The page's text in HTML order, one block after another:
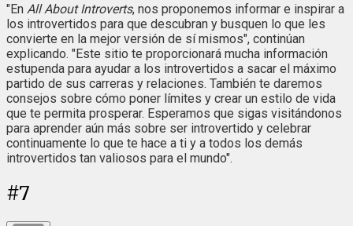
"En All About Introverts, nos proponemos informar e inspirar a
los introvertidos para que descubran y busquen lo que les
convierte en la mejor versión de sí mismos", continúan
explicando. "Este sitio te proporcionará mucha información
estupenda para ayudar a los introvertidos a sacar el máximo
partido de sus carreras y relaciones. También te daremos
consejos sobre cómo poner límites y crear un estilo de vida
que te permita prosperar. Esperamos que sigas visitándonos
para aprender aún más sobre ser introvertido y celebrar
continuamente lo que te hace a ti y a todos los demás
introvertidos tan valiosos para el mundo".
#7